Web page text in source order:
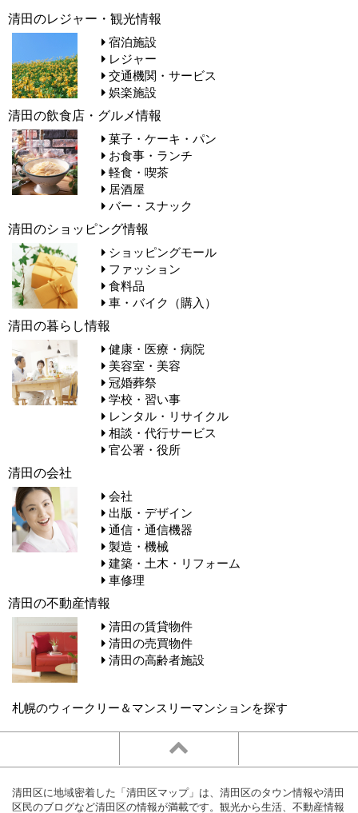
清田のレジャー・観光情報
宿泊施設
レジャー
交通機関・サービス
娯楽施設
清田の飲食店・グルメ情報
菓子・ケーキ・パン
お食事・ランチ
軽食・喫茶
居酒屋
バー・スナック
清田のショッピング情報
ショッピングモール
ファッション
食料品
車・バイク（購入）
清田の暮らし情報
健康・医療・病院
美容室・美容
冠婚葬祭
学校・習い事
レンタル・リサイクル
相談・代行サービス
官公署・役所
清田の会社
会社
出版・デザイン
通信・通信機器
製造・機械
建築・土木・リフォーム
車修理
清田の不動産情報
清田の賃貸物件
清田の売買物件
清田の高齢者施設
札幌のウィークリー＆マンスリーマンションを探す
清田区に地域密着した「清田区マップ」は、清田区のタウン情報や清田
区民のブログなど清田区の情報が満載です。観光から生活、不動産情報